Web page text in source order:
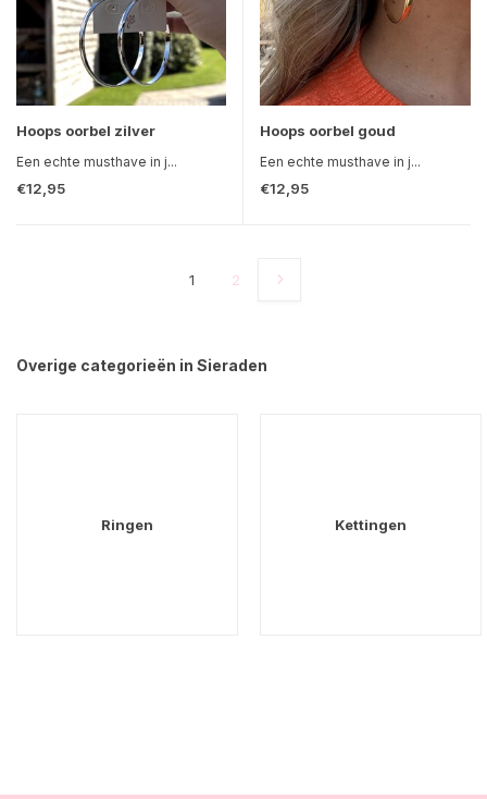
Hoops oorbel zilver
Een echte musthave in j...
€12,95
Hoops oorbel goud
Een echte musthave in j...
€12,95
1 2
Overige categorieën in Sieraden
Ringen Kettingen